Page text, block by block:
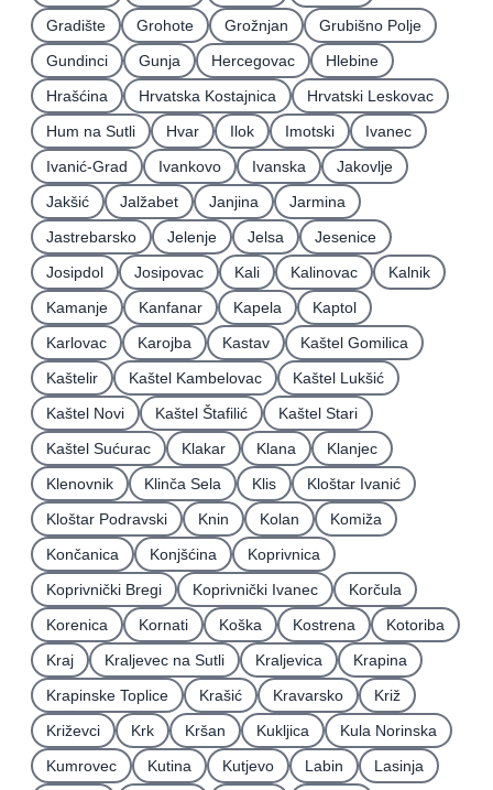
Gradište Grohote Grožnjan
Grubišno Polje
Gundinci
Gunja Hercegovac
Hlebine
Hrašćina
Hrvatska Kostajnica
Hrvatski Leskovac
Hum na Sutli
Hvar Ilok Imotski
Ivanec
Ivanić-Grad
Ivankovo Ivanska
Jakovlje
Jakšić
Jalžabet Janjina
Jarmina
Jastrebarsko
Jelenje Jelsa
Jesenice
Josipdol
Josipovac Kali Kalinovac
Kalnik
Kamanje
Kanfanar Kapela
Kaptol
Karlovac
Karojba Kastav
Kaštel Gomilica
Kaštelir
Kaštel Kambelovac
Kaštel Lukšić
Kaštel Novi
Kaštel Štafilić
Kaštel Stari
Kaštel Sućurac
Klakar Klana
Klanjec
Klenovnik
Klinča Sela Klis
Kloštar Ivanić
Kloštar Podravski
Knin Kolan
Komiža
Končanica
Konjšćina
Koprivnica
Koprivnički Bregi
Koprivnički Ivanec
Korčula
Korenica
Kornati Koška Kostrena
Kotoriba
Kraj
Kraljevec na Sutli Kraljevica
Krapina
Krapinske Toplice
Krašić Kravarsko
Križ
Križevci
Krk Kršan Kukljica
Kula Norinska
Kumrovec
Kutina Kutjevo Labin
Lasinja